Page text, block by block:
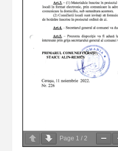
Page 1 / 2